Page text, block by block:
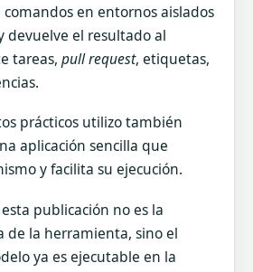
en entornos aislados
devuelve el resultado al
tareas, pull request, etiquetas,
prácticos utilizo también
aplicación sencilla que
y facilita su ejecución.
publicación no es la
la herramienta, sino el
ya es ejecutable en la